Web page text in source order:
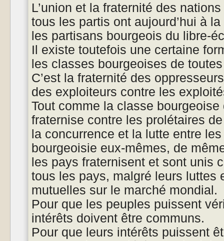
L’union et la fraternité des
tous les partis ont aujourd’hui à
les partisans bourgeois du libre-
Il existe toutefois une certaine
les classes bourgeoises de
C’est la fraternité des
des exploiteurs contre les
Tout comme la classe bourgeoise
fraternise contre les prolétaires
la concurrence et la lutte entre
bourgeoisie eux-mêmes, de
les pays fraternisent et sont unis
tous les pays, malgré leurs luttes
mutuelles sur le marché mondial.
Pour que les peuples puissent
intérêts doivent être communs.
Pour que leurs intérêts puissent